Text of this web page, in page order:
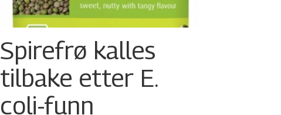
Spirefrø kalles
tilbake etter E.
coli-funn